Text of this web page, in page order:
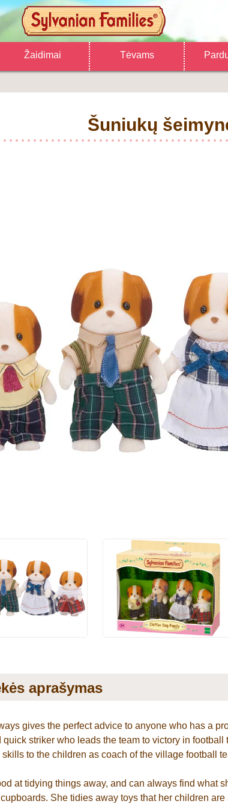
Žaidimai Tėvams
Šuniukų
aprašymas
gives the perfect advice to anyone who has a
quick striker who leads the team to victory in football
to the children as coach of the village football
at tidying things away, and can always find what
She tidies away toys that her children